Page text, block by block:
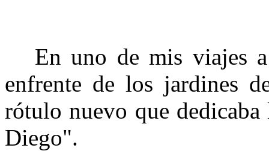
En uno de mis viajes a
enfrente de los jardines
rótulo nuevo que
Diego".